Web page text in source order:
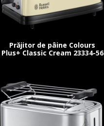
Prăjitor de pâine Colours
Plus+ Classic Cream 23334-56